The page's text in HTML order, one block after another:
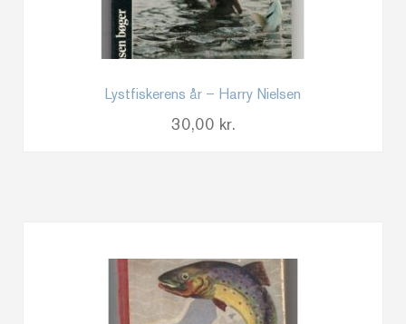
Lystfiskerens år – Harry Nielsen
30,00 kr.